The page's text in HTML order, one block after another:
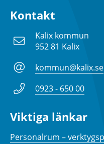
Kontakt
Kalix kommun
952 81 Kalix
kommun@kalix.se
0923 - 650 00
Viktiga länkar
Personalrum –